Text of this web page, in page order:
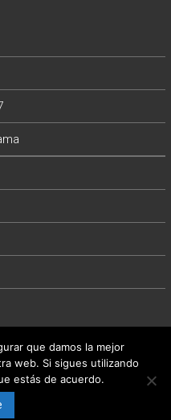
que damos la mejor
web. Si sigues utilizando
estás de acuerdo.